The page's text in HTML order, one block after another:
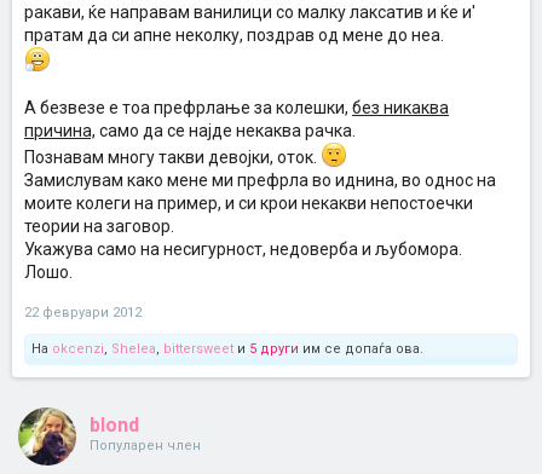
ракави, ќе направам ванилици со малку лаксатив и ќе и'
пратам да си апне неколку, поздрав од мене до неа.
А безвезе е тоа префрлање за колешки, без никаква
причина, само да се најде некаква рачка.
Познавам многу такви девојки, оток.
Замислувам како мене ми префрла во иднина, во однос на
моите колеги на пример, и си крои некакви непостоечки
теории на заговор.
Укажува само на несигурност, недоверба и љубомора.
Лошо.
22 февруари 2012
На okcenzi, Shelea, bittersweet и 5 други им се допаѓа ова.
blond
Популарен член